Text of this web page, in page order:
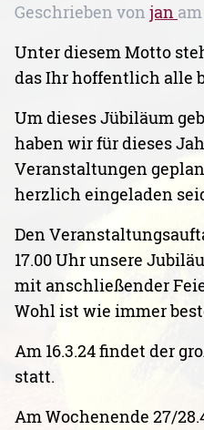
Geschrieben von jan am
Unter diesem Motto
das Ihr hoffentlich alle
Um dieses Jübiläum
haben wir für dieses
Veranstaltungen
herzlich eingeladen
Den
17.00 Uhr unsere
mit anschließender
Wohl ist wie immer
Am 16.3.24 findet der
statt.
Am Wochenende 27/